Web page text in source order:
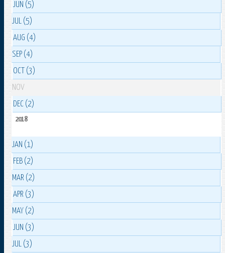
JUN (5)
JUL (5)
AUG (4)
SEP (4)
OCT (3)
NOV
DEC (2)
2018
JAN (1)
FEB (2)
MAR (2)
APR (3)
MAY (2)
JUN (3)
JUL (3)